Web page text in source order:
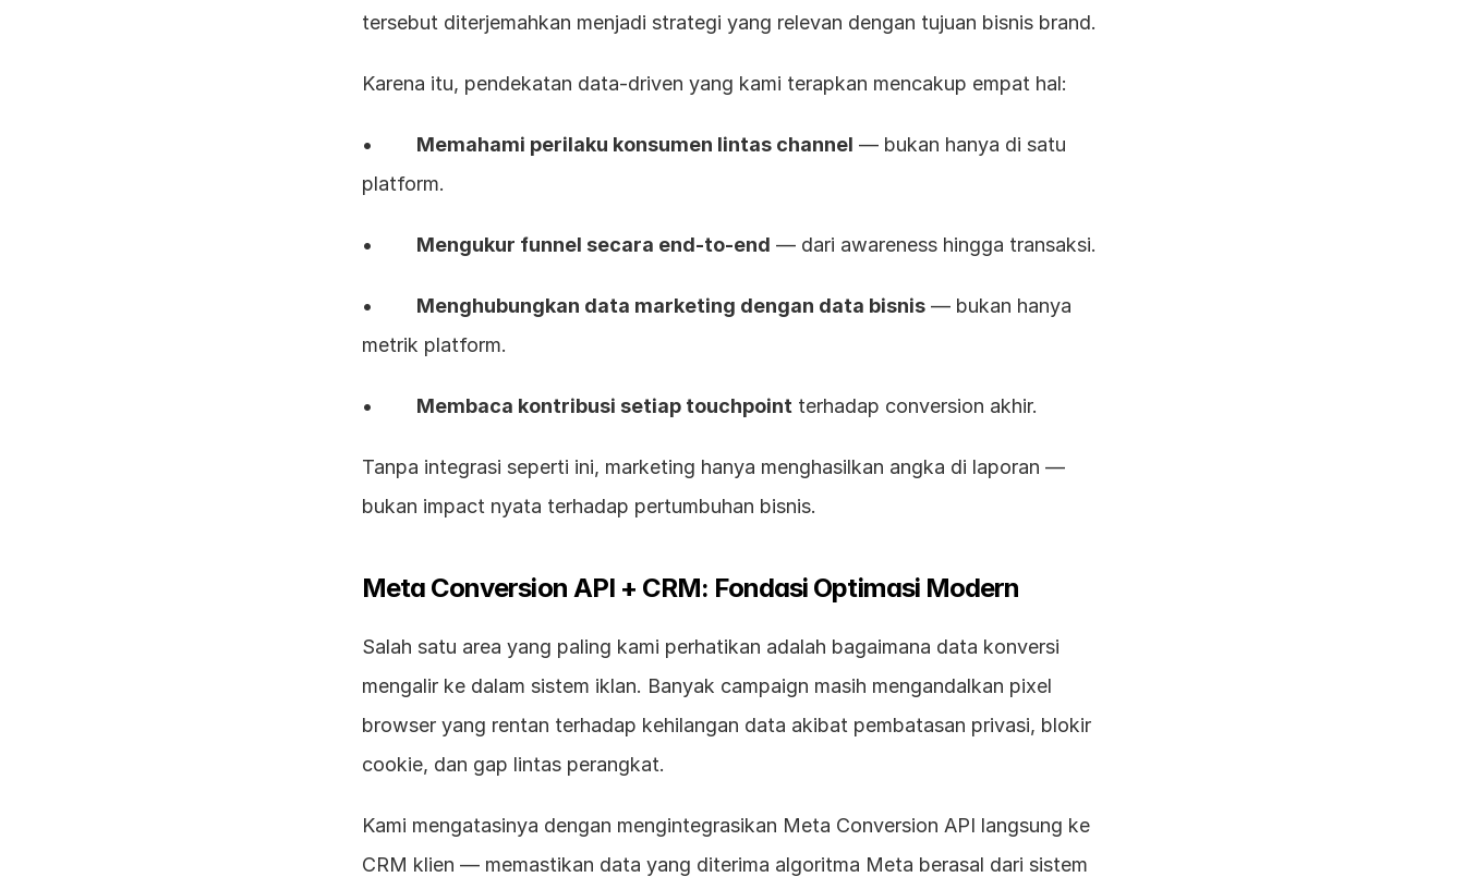
tersebut diterjemahkan menjadi strategi yang relevan dengan tujuan bisnis brand.
Karena itu, pendekatan data-driven yang kami terapkan mencakup empat hal:
• Memahami perilaku konsumen lintas channel — bukan hanya di satu
platform.
• Mengukur funnel secara end-to-end — dari awareness hingga transaksi.
• Menghubungkan data marketing dengan data bisnis — bukan hanya
metrik platform.
• Membaca kontribusi setiap touchpoint terhadap conversion akhir.
Tanpa integrasi seperti ini, marketing hanya menghasilkan angka di laporan —
bukan impact nyata terhadap pertumbuhan bisnis.
Meta Conversion API + CRM: Fondasi Optimasi Modern
Salah satu area yang paling kami perhatikan adalah bagaimana data konversi
mengalir ke dalam sistem iklan. Banyak campaign masih mengandalkan pixel
browser yang rentan terhadap kehilangan data akibat pembatasan privasi, blokir
cookie, dan gap lintas perangkat.
Kami mengatasinya dengan mengintegrasikan Meta Conversion API langsung ke
CRM klien — memastikan data yang diterima algoritma Meta berasal dari sistem